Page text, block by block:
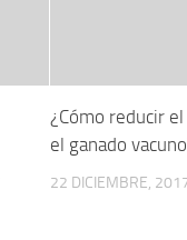
¿Cómo reducir
el ganado
22 DICIEMBRE,